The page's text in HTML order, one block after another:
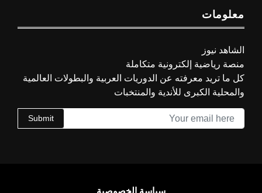
معلومات
الشاهد نيوز
منصة رياضية إلكترونية متكاملة
كل ما تريد معرفته عن الدوريات العربية والبطولات العالمية
والمحلية الكبرى للأندية والمنتخبات
Submit